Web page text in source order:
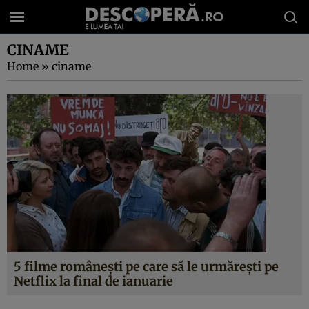
CINAME
Home » ciname
5 filme româneşti pe care să le urmăreşti pe
Netflix la final de ianuarie